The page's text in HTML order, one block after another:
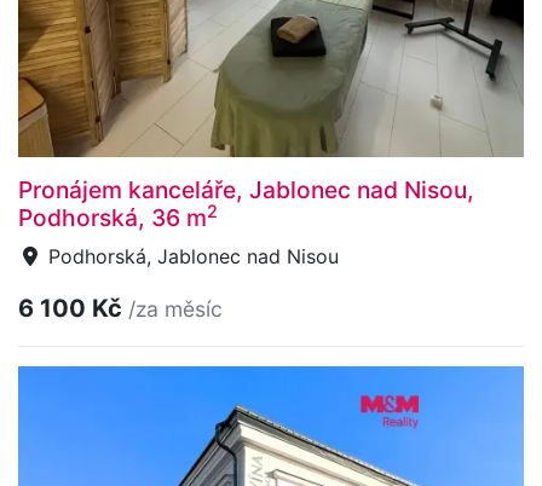
Pronájem kanceláře, Jablonec nad Nisou,
Podhorská, 36 m2
Podhorská, Jablonec nad Nisou
6 100 Kč /za měsíc